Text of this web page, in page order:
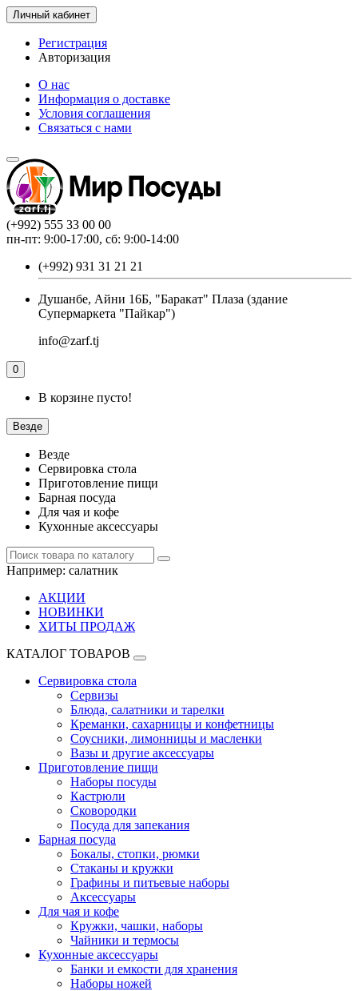
Личный кабинет
Регистрация
Авторизация
О нас
Информация о доставке
Условия соглашения
Связаться с нами
(+992) 555 33 00 00
пн-пт: 9:00-17:00, сб: 9:00-14:00
(+992) 931 31 21 21
Душанбе, Айни 16Б, "Баракат" Плаза (здание
Супермаркета "Пайкар")
info@zarf.tj
0
В корзине пусто!
Везде
Везде
Сервировка стола
Приготовление пищи
Барная посуда
Для чая и кофе
Кухонные аксессуары
Например: салатник
АКЦИИ
НОВИНКИ
ХИТЫ ПРОДАЖ
КАТАЛОГ ТОВАРОВ
Сервировка стола
Сервизы
Блюда, салатники и тарелки
Креманки, сахарницы и конфетницы
Соусники, лимонницы и масленки
Вазы и другие аксессуары
Приготовление пищи
Наборы посуды
Кастрюли
Сковородки
Посуда для запекания
Барная посуда
Бокалы, стопки, рюмки
Стаканы и кружки
Графины и питьевые наборы
Аксессуары
Для чая и кофе
Кружки, чашки, наборы
Чайники и термосы
Кухонные аксессуары
Банки и емкости для хранения
Наборы ножей